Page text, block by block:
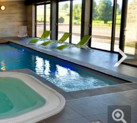
Next